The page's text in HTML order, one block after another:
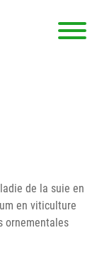
123 dfasdf
Dosierungen: test
de la suie en
en viticulture
ornementales